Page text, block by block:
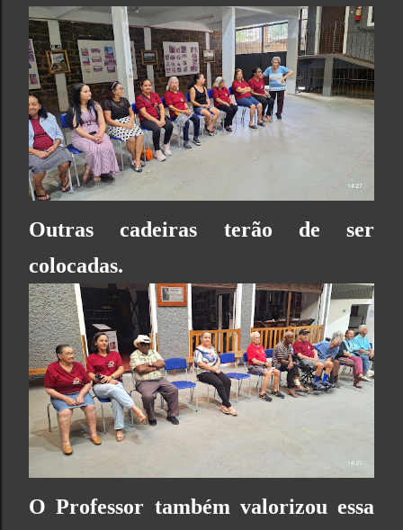
Outras cadeiras terão de ser
colocadas.
O Professor também valorizou essa